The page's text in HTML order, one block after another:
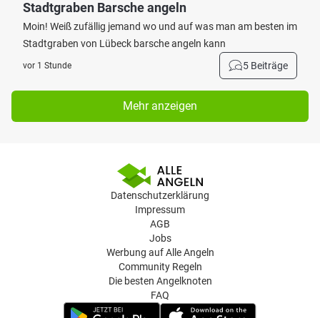
Stadtgraben Barsche angeln
Moin! Weiß zufällig jemand wo und auf was man am besten im
Stadtgraben von Lübeck barsche angeln kann
vor 1 Stunde 5 Beiträge
Mehr anzeigen
Datenschutzerklärung
Impressum
AGB
Jobs
Werbung auf Alle Angeln
Community Regeln
Die besten Angelknoten
FAQ